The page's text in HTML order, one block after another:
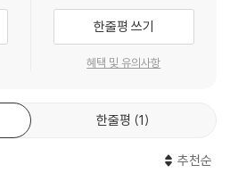
atlantooccipital joint) 117
117
생리학 교재를 택하여 단원 별 요점정리
내용은 연습문제에서 보완하였으며, 연
설로써 보충했습니다.
어 ‘요점정리 → 연습문제 → 해설’이라는
한 지식을 좀 더 쉽게 이해하고 습득할
니다.
한줄평 쓰기
혜택 및 유의사항
한줄평 1
추천순